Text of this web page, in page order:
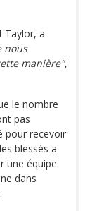
Taylor, a
nous
manière",
le nombre
pas
pour recevoir
blessés a
une équipe
dans